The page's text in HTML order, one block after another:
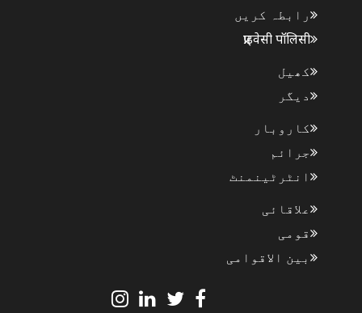
رابطہ کریں
प्राइवेसी पॉलिसी
کھیل
دیگر
کاروبار
جرائم
انٹرٹینمنٹ
علاقائی
قومی
بین الاقوامی